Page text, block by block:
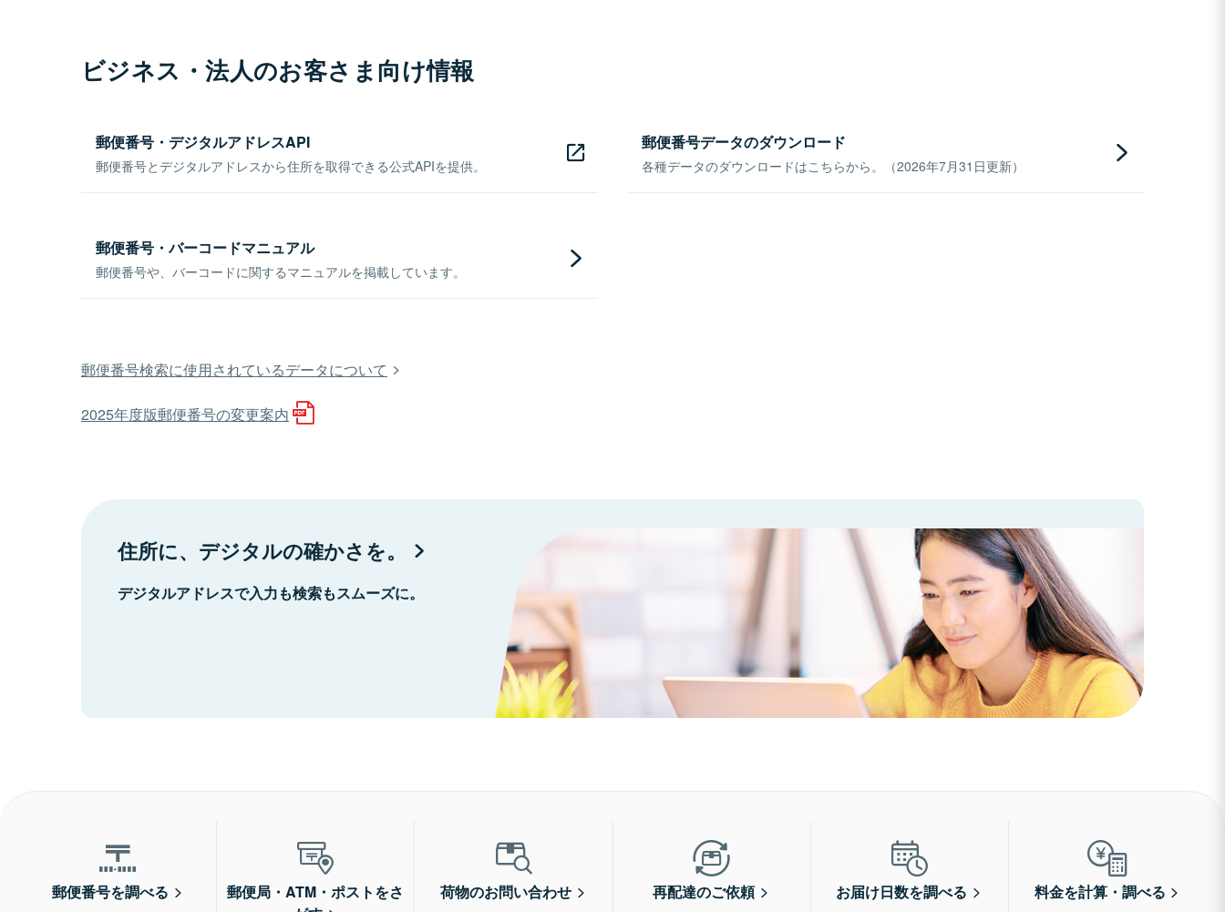
ビジネス・法人のお客さま向け情報
郵便番号・デジタルアドレスAPI
郵便番号とデジタルアドレスから住所を取得できる公式APIを提供。
郵便番号データのダウンロード
各種データのダウンロードはこちらから。（2026年7月31日更新）
郵便番号・バーコードマニュアル
郵便番号や、バーコードに関するマニュアルを掲載しています。
郵便番号検索に使用されているデータについて
2025年度版郵便番号の変更案内
住所に、デジタルの確かさを。
デジタルアドレスで入力も検索もスムーズに。
郵便番号を調べる
郵便局・ATM・ポストをさ
荷物のお問い合わせ 再配達のご依頼 お届け日数を調べる 料金を計算・調べる